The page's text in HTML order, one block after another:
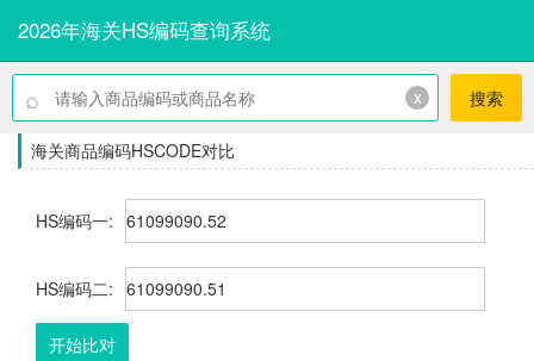
2026年海关HS编码查询系统
⌕ x 搜索
海关商品编码HSCODE对比
HS编码一:
HS编码二:
开始比对